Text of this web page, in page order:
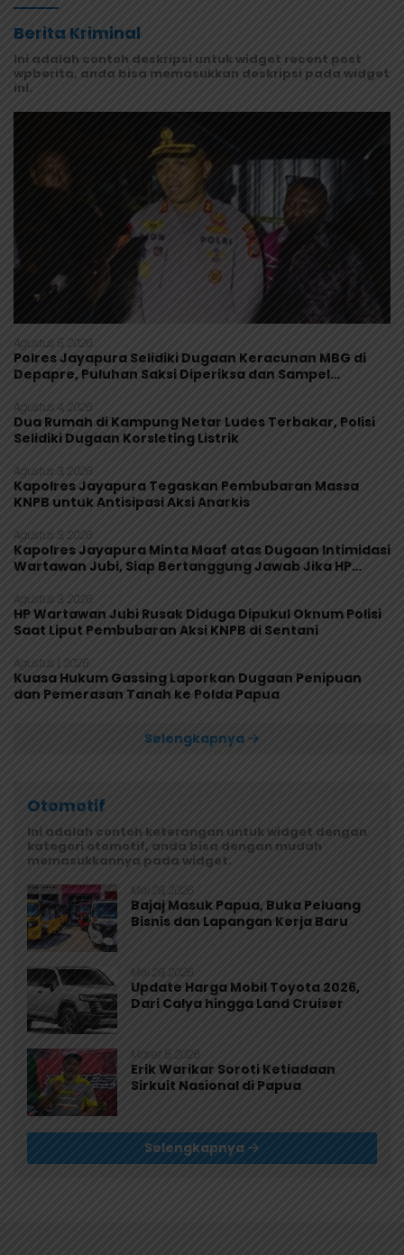
Berita Kriminal
Ini adalah contoh deskripsi untuk widget recent post
wpberita, anda bisa memasukkan deskripsi pada widget
ini.
Agustus 5, 2026
Polres Jayapura Selidiki Dugaan Keracunan MBG di
Depapre, Puluhan Saksi Diperiksa dan Sampel
Agustus 4, 2026
Dua Rumah di Kampung Netar Ludes Terbakar, Polisi
Selidiki Dugaan Korsleting Listrik
Agustus 3, 2026
Kapolres Jayapura Tegaskan Pembubaran Massa
KNPB untuk Antisipasi Aksi Anarkis
Agustus 3, 2026
Kapolres Jayapura Minta Maaf atas Dugaan Intimidasi
Wartawan Jubi, Siap Bertanggung Jawab Jika HP
Agustus 3, 2026
HP Wartawan Jubi Rusak Diduga Dipukul Oknum Polisi
Saat Liput Pembubaran Aksi KNPB di Sentani
Agustus 1, 2026
Kuasa Hukum Gassing Laporkan Dugaan Penipuan
dan Pemerasan Tanah ke Polda Papua
Selengkapnya
Otomotif
Ini adalah contoh keterangan untuk widget dengan
kategori otomotif, anda bisa dengan mudah
memasukkannya pada widget.
Mei 29, 2026
Bajaj Masuk Papua, Buka Peluang
Bisnis dan Lapangan Kerja Baru
Mei 29, 2026
Update Harga Mobil Toyota 2026,
Dari Calya hingga Land Cruiser
Maret 5, 2026
Erik Warikar Soroti Ketiadaan
Sirkuit Nasional di Papua
Selengkapnya